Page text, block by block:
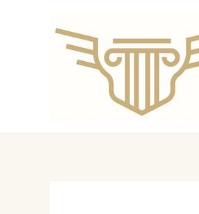
содержимому